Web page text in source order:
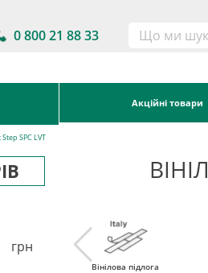
0 800 21 88 33
Акційні товари
SPC LVT
грн
Вінілова підлога